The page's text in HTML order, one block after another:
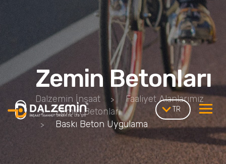
TR
Zemin Betonları
Dalzemin İnşaat
Faaliyet Alanlarımız
Zemin Betonları
Baskı Beton Uygulama